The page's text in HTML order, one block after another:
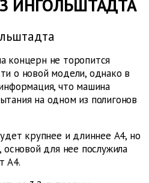
ИНГОЛЬШТАДТА
концерн не торопится
о новой модели, однако в
что машина
на одном из полигонов
крупнее и длиннее А4, но
для нее послужила
А4.